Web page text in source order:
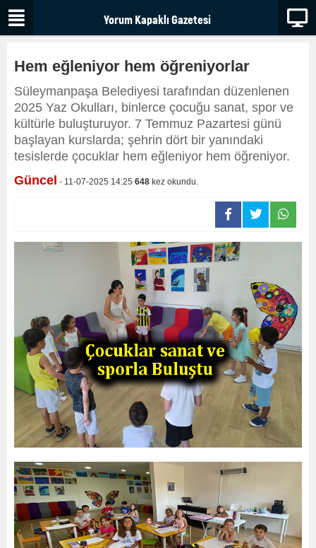
Hem eğleniyor hem öğreniyorlar
Süleymanpaşa Belediyesi tarafından düzenlenen
2025 Yaz Okulları, binlerce çocuğu sanat, spor ve
kültürle buluşturuyor. 7 Temmuz Pazartesi günü
başlayan kurslarda; şehrin dört bir yanındaki
tesislerde çocuklar hem eğleniyor hem öğreniyor.
Güncel - 11-07-2025 14:25 648 kez okundu.